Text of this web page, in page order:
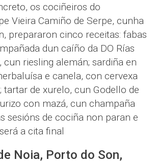
os cociñeiros do
Vieira Camiño de Serpe, cunha
prepararon cinco receitas: fabas
dun caíño da DO Rías
cun riesling alemán; sardiña en
e canela, con cervexa
tartar de xurelo, cun Godello de
con mazá, cun champaña
sesións de cociña non paran e
a cita final
Noia, Porto do Son,